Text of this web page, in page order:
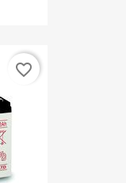
favorite_border